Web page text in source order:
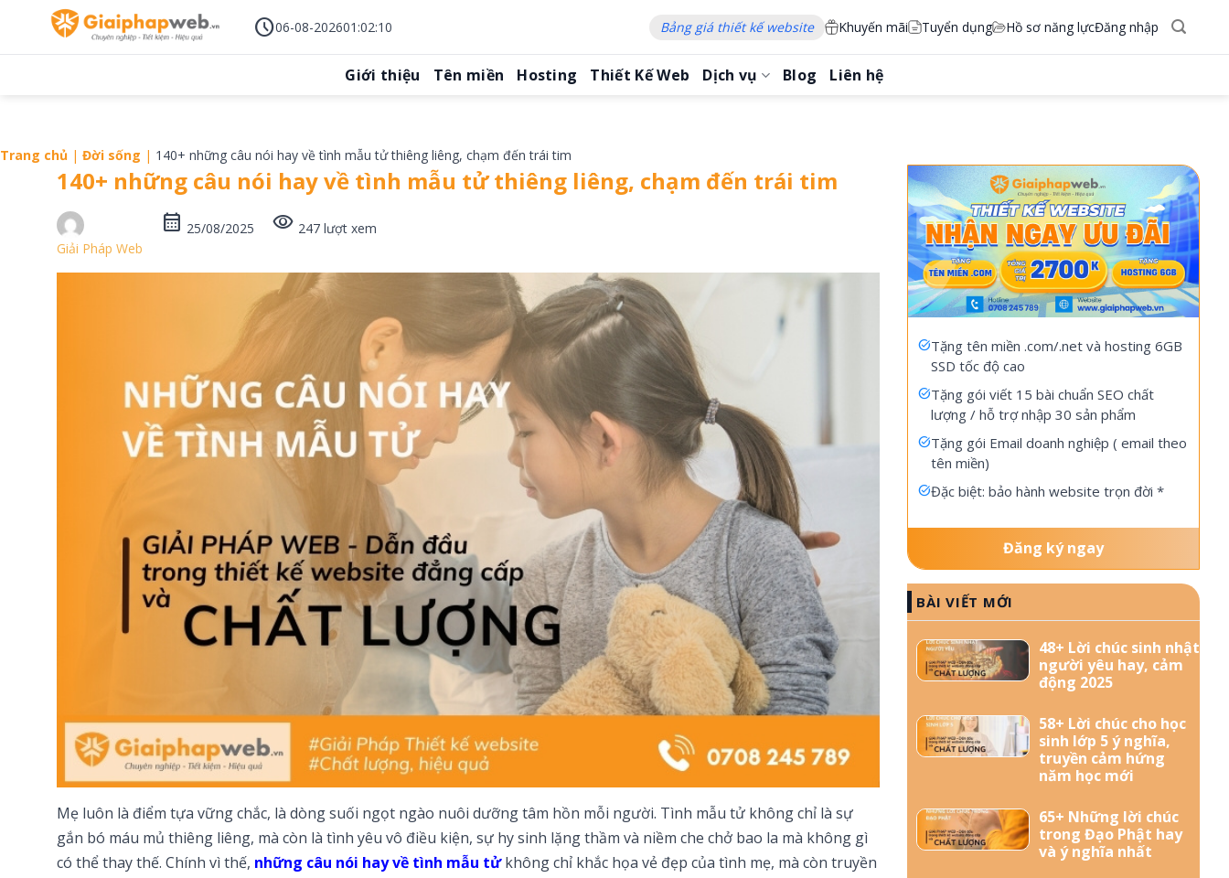
schedule06-08-202601 :02:11 Bảng giá thiết kế website Khuyến mãi Tuyển dụng Hồ sơ năng lựcĐăng nhập
Giới thiệu Tên miền Hosting Thiết Kế Web Dịch vụ Blog Liên hệ
Trang chủ | Đời sống | 140+ những câu nói hay về tình mẫu tử thiêng liêng, chạm đến trái tim
140+ những câu nói hay về tình mẫu tử thiêng liêng, chạm đến trái tim
Giải Pháp Web
calendar_month 25/08/2025 visibility 247 lượt xem
Mẹ luôn là điểm tựa vững chắc, là dòng suối ngọt ngào nuôi dưỡng tâm hồn mỗi người. Tình mẫu tử không chỉ là sự
gắn bó máu mủ thiêng liêng, mà còn là tình yêu vô điều kiện, sự hy sinh lặng thầm và niềm che chở bao la mà không gì
có thể thay thế. Chính vì thế, những câu nói hay về tình mẫu tửkhông chỉ khắc họa vẻ đẹp của tình mẹ, mà còn truyền
Tặng tên miền .com/.net và hosting 6GB
SSD tốc độ cao
Tặng gói viết 15 bài chuẩn SEO chất
lượng / hỗ trợ nhập 30 sản phẩm
Tặng gói Email doanh nghiệp ( email theo
tên miền)
Đặc biệt: bảo hành website trọn đời *
Đăng ký ngay
BÀI VIẾT MỚI
48+ Lời chúc sinh nhật
người yêu hay, cảm
động 2025
58+ Lời chúc cho học
sinh lớp 5 ý nghĩa,
truyền cảm hứng
năm học mới
65+ Những lời chúc
trong Đạo Phật hay
và ý nghĩa nhất